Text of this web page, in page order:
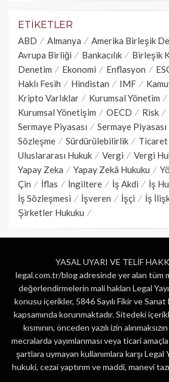
ETIKETLER
ABD Almanya Amerika Birleşik
Avrupa Birliği
Bankacılık Birleşik
Denetim
Ekonomi Enflasyon
Haklı Fesih
Hindistan IMF
Kripto Varlıklar
Kurumsal Yönetim
Kurumsal Yönetişim
OECD Risk
Sermaye Piyasası
Sermaye Piyasası
Sözleşme
Sürdürülebilirlik
Ticaret
Uluslararası Hukuk
Vergi
Vergi
Yapay Zeka
Yapay Zekâ Hukuku
Çin
İflas İngiltere İş Akdi
İş
İş Sözleşmesi
İşveren İşçi İş
Şirketler Hukuku
YASAL UYARI VE TELİF
legal.com.tr/blog adresinde yer alan tüm
değerlendirmelerin mali hakları Legal
konusu içerikler, 5846 Sayılı Fikir ve
kapsamında korunmaktadır. Sitedeki
kısmının, önceden yazılı izin
mecralarda yayımlanması veya ticari amaçla
şartlara uymayan kullanımlara karşı Legal
hukuki, cezai yaptırım ve maddi, manevi